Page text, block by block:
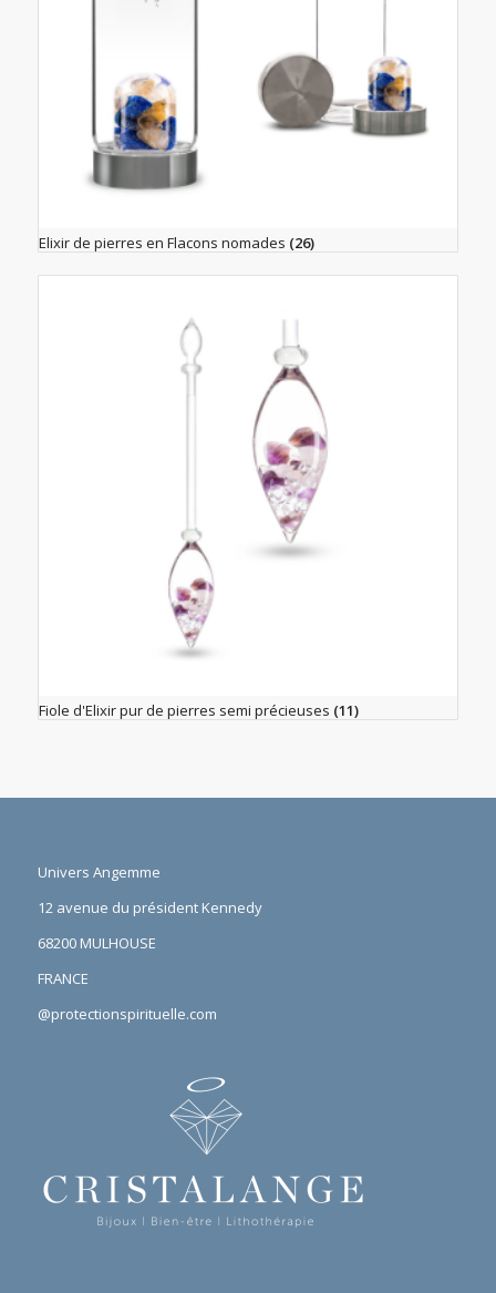
Elixir de pierres en Flacons nomades (26)
Fiole d'Elixir pur de pierres semi précieuses (11)
Univers Angemme
12 avenue du président Kennedy
68200 MULHOUSE
FRANCE
@protectionspirituelle.com